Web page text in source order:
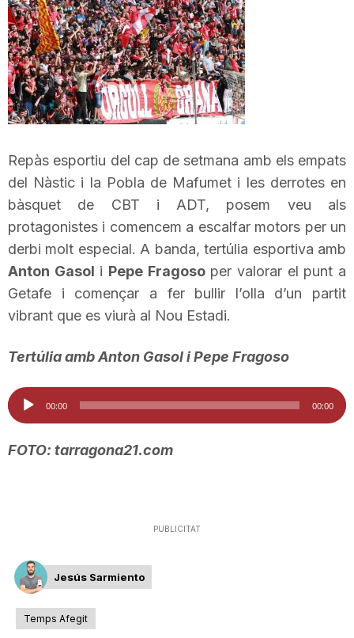
t
a
t
d
e
T
r
o
n
Repàs esportiu del cap de setmana amb els empats
del Nàstic i la Pobla de Mafumet i les derrotes en
bàsquet de CBT i ADT, posem veu als
protagonistes i comencem a escalfar motors per un
derbi molt especial. A banda, tertúlia esportiva amb
Anton Gasol i Pepe Fragosoper valorar el punt a
Getafe i començar a fer bullir l’olla d’un partit
vibrant que es viurà al Nou Estadi.
Tertúlia amb Anton Gasol i Pepe Fragoso
Reproductor
d'àudio
00:00 00:00
FOTO: tarragona21.com
PUBLICITAT
Jesús Sarmiento
Temps Afegit